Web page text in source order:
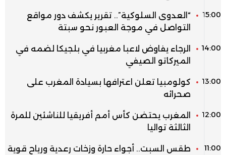
15:00
“العدوى السلوكية”.. تقرير يكشف دور مواقع
التواصل في موجة العبور نحو سبتة
14:00
الرجاء يفاوض لاعبا مغربيا في بلجيكا لضمه في
الميركاتو الصيفي
13:00
كولومبيا تعلن اعترافها بسيادة المغرب على
صحرائه
12:00
المغرب يحتضن كأس أمم أفريقيا للناشئين للمرة
الثالثة تواليا
11:00
طقس السبت.. أجواء حارة وزخات رعدية ورياح قوية